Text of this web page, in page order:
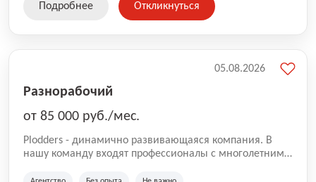
Подробнее Откликнуться
Разнорабочий
от 85 000 руб./мес.
Plodders - динамично развивающаяся компания. В
нашу команду входят профессионалы с многолетним
05.08.2026